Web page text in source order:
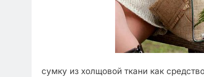
сумку из холщовой ткани как